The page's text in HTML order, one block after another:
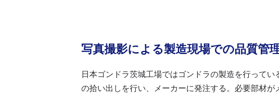
写真撮影による製造現場での品質管
日本ゴンドラ茨城工場ではゴンドラの製造を行って
の拾い出しを行い、メーカーに発注する。必要部材